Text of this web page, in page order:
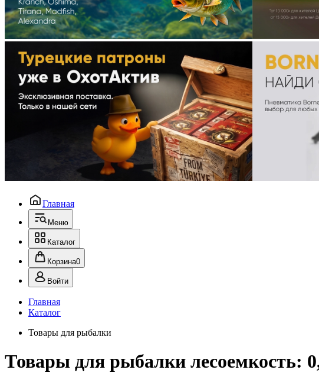
Главная
Меню
Каталог
Корзина0
Войти
Главная
Каталог
Товары для рыбалки
Товары для рыбалки лесоемкость: